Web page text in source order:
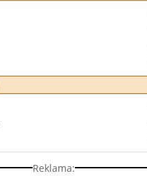
Reklama: